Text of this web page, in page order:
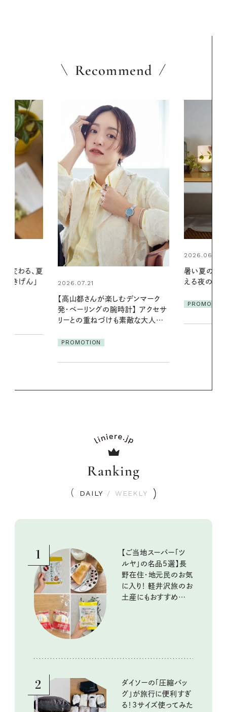
Recommend
2026.06.01
える夜の爽やかご褒美ケア
PROMOTION
2026.07.24
夏の髪と心
る【大人気の
Ranking
DAILY / WEEKLY
1
【ご当地スーパー「ツ
ルヤ」の名品5選】長
野在住・地元民のお気
に入り！ 軽井沢旅のお
土産にもおすすめのお
2
ダイソーの「圧縮バッ
グ」が旅行に便利すぎ
る！3サイズ使ってみた